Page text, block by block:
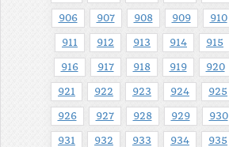
906 907 908 909 910
911 912 913 914 915
916 917 918 919 920
921 922 923 924 925
926 927 928 929 930
931 932 933 934 935